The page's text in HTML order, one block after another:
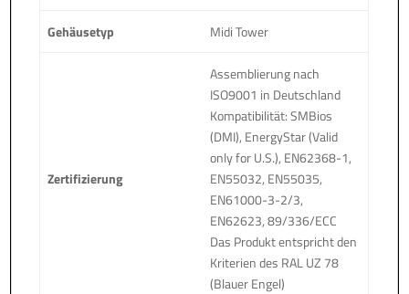
Gehäusetyp Midi Tower
Zertifizierung
Assemblierung nach
ISO9001 in Deutschland
Kompatibilität: SMBios
(DMI), EnergyStar (Valid
only for U.S.), EN62368-1,
EN55032, EN55035,
EN61000-3-2/3,
EN62623, 89/336/ECC
Das Produkt entspricht den
Kriterien des RAL UZ 78
(Blauer Engel)